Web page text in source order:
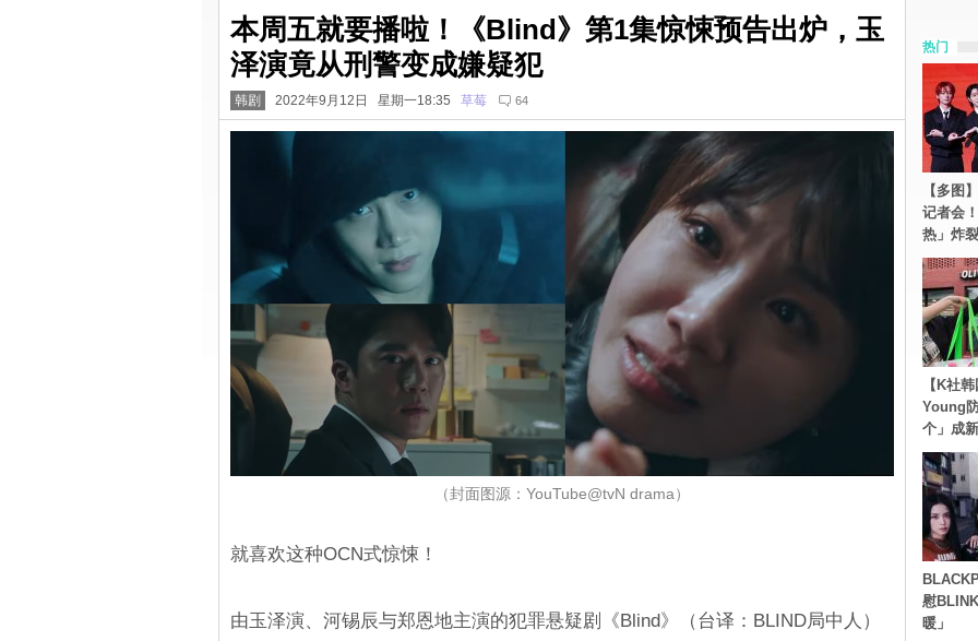
本周五就要播啦！《Blind》第1集惊悚预告出炉，玉
泽演竟从刑警变成嫌疑犯
韩剧 2022年9月12日 星期一18:35 草莓 64
（封面图源：YouTube@tvN drama）
就喜欢这种OCN式惊悚！
由玉泽演、河锡辰与郑恩地主演的犯罪悬疑剧《Blind》（台译：BLIND局中人）
热门
【多图
记者会
热」炸
【K社
Young
个」成
慰
暖」